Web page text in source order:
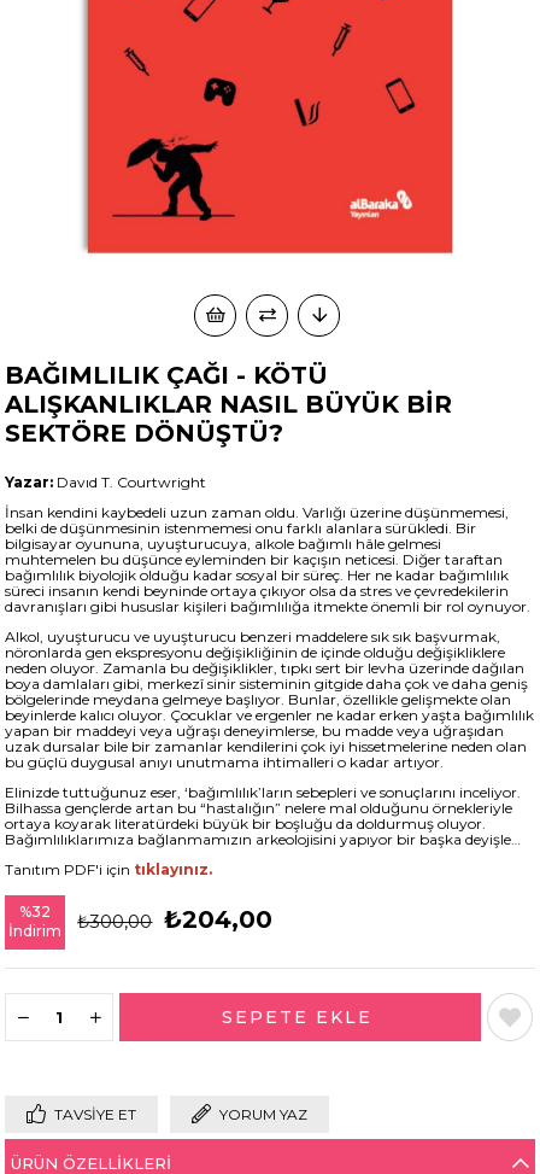
BAĞIMLILIK ÇAĞI - KÖTÜ
ALIŞKANLIKLAR NASIL BÜYÜK BİR
SEKTÖRE DÖNÜŞTÜ?
Yazar: Davıd T. Courtwright
İnsan kendini kaybedeli uzun zaman oldu. Varlığı üzerine düşünmemesi,
belki de düşünmesinin istenmemesi onu farklı alanlara sürükledi. Bir
bilgisayar oyununa, uyuşturucuya, alkole bağımlı hâle gelmesi
muhtemelen bu düşünce eyleminden bir kaçışın neticesi. Diğer taraftan
bağımlılık biyolojik olduğu kadar sosyal bir süreç. Her ne kadar bağımlılık
süreci insanın kendi beyninde ortaya çıkıyor olsa da stres ve çevredekilerin
davranışları gibi hususlar kişileri bağımlılığa itmekte önemli bir rol oynuyor.
Alkol, uyuşturucu ve uyuşturucu benzeri maddelere sık sık başvurmak,
nöronlarda gen ekspresyonu değişikliğinin de içinde olduğu değişikliklere
neden oluyor. Zamanla bu değişiklikler, tıpkı sert bir levha üzerinde dağılan
boya damlaları gibi, merkezî sinir sisteminin gitgide daha çok ve daha geniş
bölgelerinde meydana gelmeye başlıyor. Bunlar, özellikle gelişmekte olan
beyinlerde kalıcı oluyor. Çocuklar ve ergenler ne kadar erken yaşta bağımlılık
yapan bir maddeyi veya uğraşı deneyimlerse, bu madde veya uğraşıdan
uzak dursalar bile bir zamanlar kendilerini çok iyi hissetmelerine neden olan
bu güçlü duygusal anıyı unutmama ihtimalleri o kadar artıyor.
Elinizde tuttuğunuz eser, ‘bağımlılık’ların sebepleri ve sonuçlarını inceliyor.
Bilhassa gençlerde artan bu “hastalığın” nelere mal olduğunu örnekleriyle
ortaya koyarak literatürdeki büyük bir boşluğu da doldurmuş oluyor.
Bağımlılıklarımıza bağlanmamızın arkeolojisini yapıyor bir başka deyişle…
Tanıtım PDF'i için tıklayınız.
%32
İndirim
₺300,00 ₺204,00
TAVSIYE ET YORUM YAZ
ÜRÜN ÖZELLIKLERI